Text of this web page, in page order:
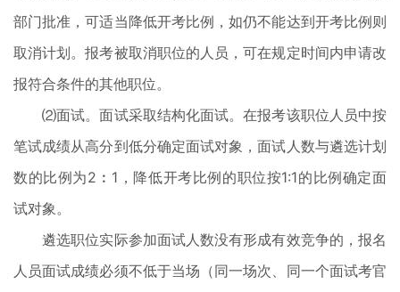
部门批准，可适当降低开考比例，如仍不能达到开考比例则
取消计划。报考被取消职位的人员，可在规定时间内申请改
报符合条件的其他职位。
⑵面试。面试采取结构化面试。在报考该职位人员中按
笔试成绩从高分到低分确定面试对象，面试人数与遴选计划
数的比例为2︰1，降低开考比例的职位按1:1的比例确定面
试对象。
遴选职位实际参加面试人数没有形成有效竞争的，报名
人员面试成绩必须不低于当场（同一场次、同一个面试考官